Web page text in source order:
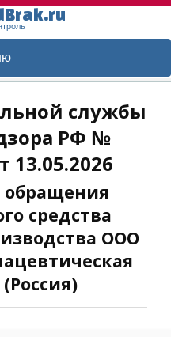
службы
РФ №
13.05.2026
обращения
средства
ООО